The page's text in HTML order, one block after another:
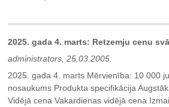
2025. gada 4. marts: Retzemju cenu
administrators, 25.03.2005.
2025. gada 4. marts Mērvienība: 10 000
nosaukums Produkta specifikācija
Vidējā cena Vakardienas vidējā cena